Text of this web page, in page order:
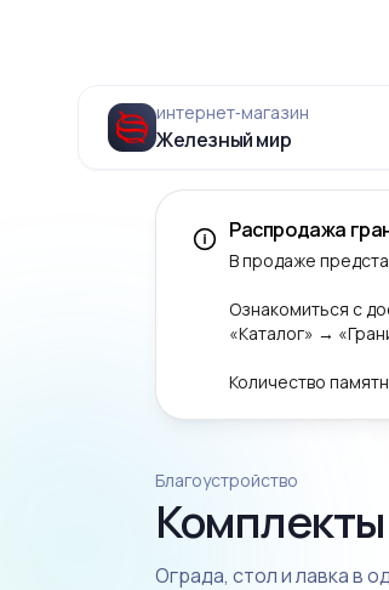
интернет‑магазин
Железный мир
Распродажа
В продаже
Ознакомиться с
«Каталог» →
Количество
Благоустройство
Ограда, стол и лавка в